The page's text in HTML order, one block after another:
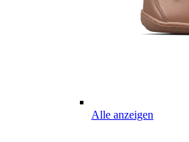
Alle anzeigen